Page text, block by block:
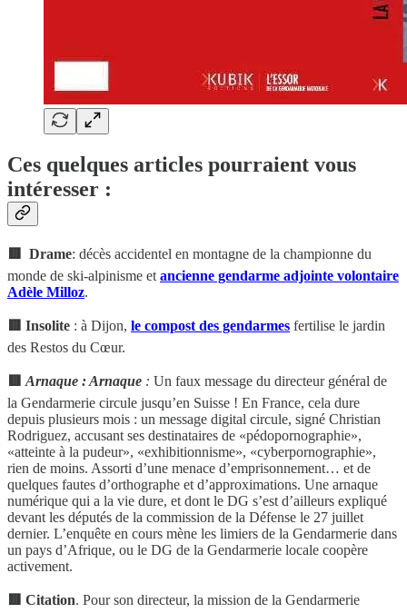
Ces quelques articles pourraient vous
intéresser :
Drame: décès accidentel en montagne de la championne du
monde de ski-alpinisme etancienne gendarme adjointe volontaire
Adèle Milloz.
🟥 Insolite : à Dijon, le compost des gendarmes fertilise le jardin
des Restos du Cœur.
🟥Arnaque : Arnaque : Un faux message du directeur général de
la Gendarmerie circule jusqu’en Suisse ! En France, cela dure
depuis plusieurs mois : un message digital circule, signé Christian
Rodriguez, accusant ses destinataires de «pédopornographie»,
«atteinte à la pudeur», «exhibitionnisme», «cyberpornographie»,
rien de moins. Assorti d’une menace d’emprisonnement… et de
quelques fautes d’orthographe et d’approximations. Une arnaque
numérique qui a la vie dure, et dont le DG s’est d’ailleurs expliqué
devant les députés de la commission de la Défense le 27 juillet
dernier. L’enquête en cours mène les limiers de la Gendarmerie dans
un pays d’Afrique, ou le DG de la Gendarmerie locale coopère
activement.
🟥 Citation. Pour son directeur, la mission de la Gendarmerie